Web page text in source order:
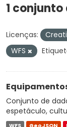
1
Licenças:
WFS
Conjunto de
espetáculo,